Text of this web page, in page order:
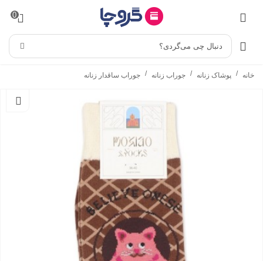
0
دنبال چی می‌گردی؟
خانه / پوشاک زنانه / جوراب زنانه / جوراب ساقدار زنانه